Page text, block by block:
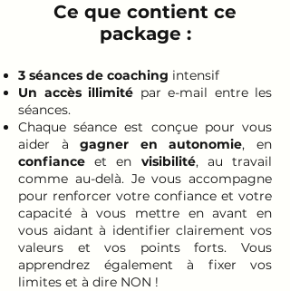
Ce que contient ce
package :
3 séances de coaching intensif
Un accès illimité par e-mail entre les
séances.
Chaque séance est conçue pour vous
aider àgagner en autonomie, en
confiance et en visibilité, au travail
comme au-delà. Je vous accompagne
pour renforcer votre confiance et votre
capacité à vous mettre en avant en
vous aidant à identifier clairement vos
valeurs et vos points forts. Vous
apprendrez également à fixer vos
limites et à dire NON !